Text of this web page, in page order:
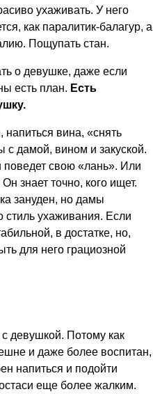
ухаживать. У него
как паралитик-балагур, а
Пощупать стан.
о девушке, даже если
есть план. Есть
вина, «снять
с дамой, вином и закуской.
поведет свою «лань». Или
знает точно, кого ищет.
зануден, но дамы
стиль ухаживания. Если
в достатке, но,
для него грациозной
девушкой. Потому как
и даже более воспитан,
напиться и подойти
еще более жалким.